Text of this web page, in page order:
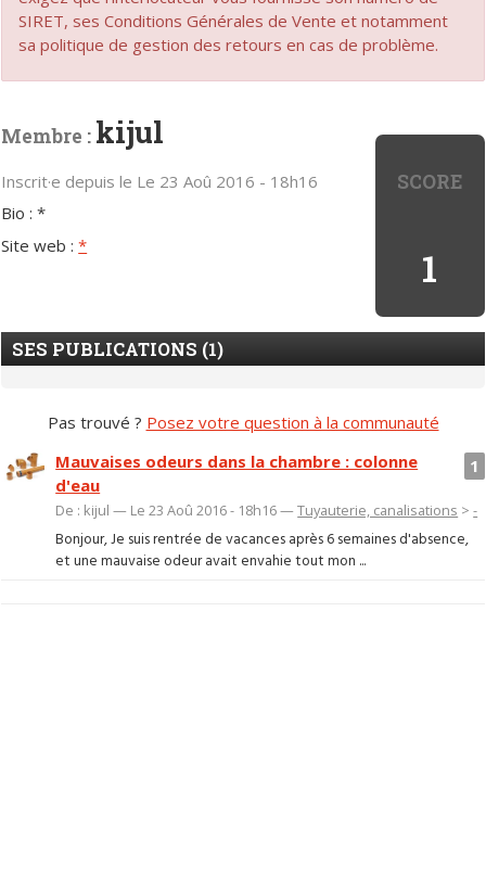
SIRET, ses Conditions Générales de Vente et notamment
sa politique de gestion des retours en cas de problème.
SCORE
1
Membre : kijul
Inscrit·e depuis le Le 23 Aoû 2016 - 18h16
Bio : *
Site web :*
SES PUBLICATIONS (1)
Pas trouvé ? Posez votre question à la communauté
1
Mauvaises odeurs dans la chambre : colonne
d'eau
De : kijul — Le 23 Aoû 2016 - 18h16 —Tuyauterie, canalisations >-
Bonjour, Je suis rentrée de vacances après 6 semaines d'absence,
et une mauvaise odeur avait envahie tout mon ...